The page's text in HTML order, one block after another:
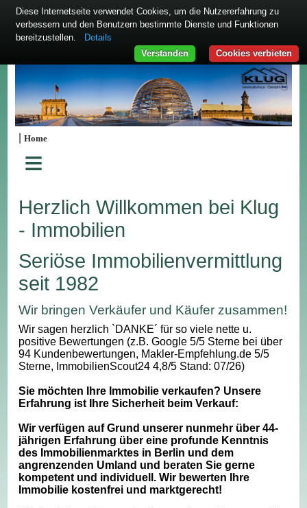
|Home
≡
Herzlich Willkommen bei Klug
- Immobilien
Seriöse Immobilienvermittlung
seit 1982
Wir bringen Verkäufer und Käufer zusammen!
Wir sagen herzlich `DANKE´ für so viele nette u.
positive Bewertungen (z.B. Google 5/5 Sterne bei über
94 Kundenbewertungen, Makler-Empfehlung.de 5/5
Sterne, ImmobilienScout24 4,8/5 Stand: 07/26)
Sie möchten Ihre Immobilie verkaufen? Unsere
Erfahrung ist Ihre Sicherheit beim Verkauf:
Wir verfügen auf Grund unserer nunmehr über 44-
jährigen Erfahrung über eine profunde Kenntnis
des Immobilienmarktes in Berlin und dem
angrenzenden Umland und beraten Sie gerne
kompetent und individuell. Wir bewerten Ihre
Immobilie kostenfrei und marktgerecht!
Diese Internetseite verwendet Cookies, um die Nutzererfahrung zu
verbessern und den Benutzern bestimmte Dienste und Funktionen
bereitzustellen.
Details
Cookies verbieten
Verstanden